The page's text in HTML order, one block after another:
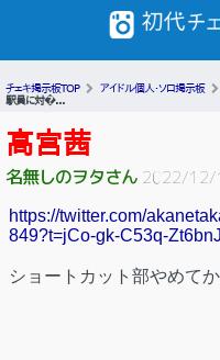
チェキ掲示板TOP アイドル個人・ソロ掲示板
駅員に対�...
高宮茜
名無しのヲタさん 2022/12/
https://twitter.com/
849?t=jCo-gk-C53q-
ショートカット部やめて